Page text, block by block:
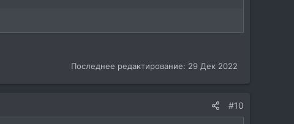
Последнее редактирование: 29 Дек 2022
#10